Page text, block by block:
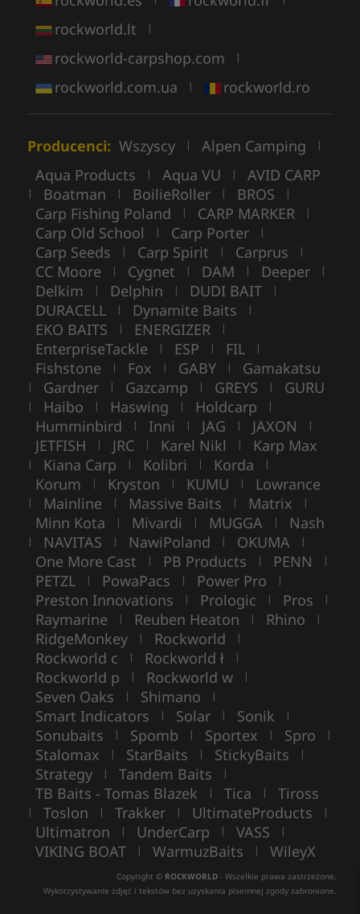
rockworld.lt |
rockworld-carpshop.com |
rockworld.com.ua | rockworld.ro
Producenci: Wszyscy | Alpen Camping |
Aqua Products | Aqua VU | AVID CARP
| Boatman | BoilieRoller | BROS |
Carp Fishing Poland | CARP MARKER |
Carp Old School | Carp Porter |
Carp Seeds | Carp Spirit | Carprus |
CC Moore | Cygnet | DAM | Deeper |
Delkim | Delphin | DUDI BAIT |
DURACELL | Dynamite Baits |
EKO BAITS | ENERGIZER |
EnterpriseTackle | ESP | FIL |
Fishstone | Fox | GABY | Gamakatsu
| Gardner | Gazcamp | GREYS | GURU
| Haibo | Haswing | Holdcarp |
Humminbird | Inni | JAG | JAXON |
JETFISH | JRC | Karel Nikl | Karp Max
| Kiana Carp | Kolibri | Korda |
Korum | Kryston | KUMU | Lowrance
| Mainline | Massive Baits | Matrix |
Minn Kota | Mivardi | MUGGA | Nash
| NAVITAS | NawiPoland | OKUMA |
One More Cast | PB Products | PENN |
PETZL | PowaPacs | Power Pro |
Preston Innovations | Prologic | Pros |
Raymarine | Reuben Heaton | Rhino |
RidgeMonkey | Rockworld |
Rockworld c | Rockworld ł |
Rockworld p | Rockworld w |
Seven Oaks | Shimano |
Smart Indicators | Solar | Sonik |
Sonubaits | Spomb | Sportex | Spro |
Stalomax | StarBaits | StickyBaits |
Strategy | Tandem Baits |
TB Baits - Tomas Blazek | Tica | Tiross
| Toslon | Trakker | UltimateProducts |
Ultimatron | UnderCarp | VASS |
VIKING BOAT | WarmuzBaits | WileyX
Copyright © ROCKWORLD - Wszelkie prawa zastrzeżone.
Wykorzystywanie zdjęć i tekstów bez uzyskania pisemnej zgody zabronione.